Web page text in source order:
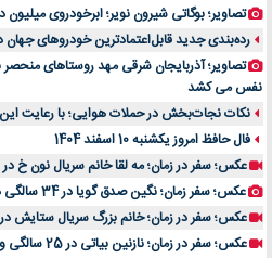
تصاویر؛ بوگاتی شیرون نویر؛ ابرخودروی میلیون
رده‌بندی جدید قابل‌اعتمادترین خودروهای جهان در
تصاویر؛ آذربایجان شرقی مهد روستاهای منحصر
نفس می کشد
نکات نجات‌بخش در حملات هوایی؛ با رعایت این
فال حافظ امروز یکشنبه 10 اسفند 1404
عکس؛ سفر در زمان؛ مه لقا خانم سریال نون خ در
عکس؛ سفر زمان؛ نگین صدق گویا در 34 سالگی در کنار ماهایا پطروسیان
عکس؛ سفر در زمان؛ خانم بزرگ سریال ستایش در
عکس؛ سفر در زمان؛ نازنین بیاتی در 25 سالگی و در ششمین فیلم اش؛ سال 93